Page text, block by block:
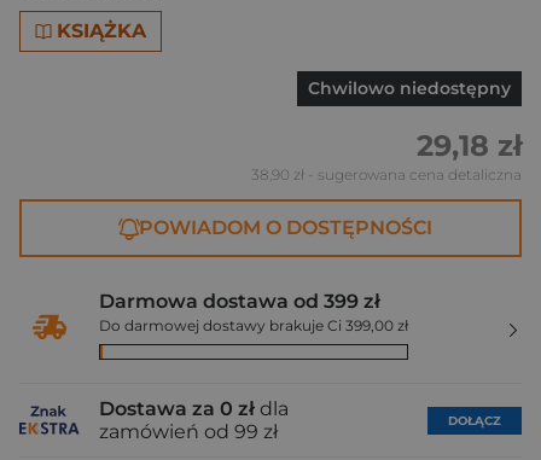
KSIĄŻKA
Chwilowo niedostępny
29,18 zł
38,90 zł - sugerowana cena detaliczna
POWIADOM O DOSTĘPNOŚCI
Darmowa dostawa od 399 zł
Do darmowej dostawy brakuje Ci 399,00 zł
Dostawa za 0 zł dla
zamówień od 99 zł
DOŁĄCZ